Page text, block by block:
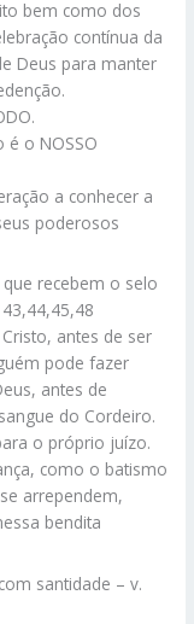
bem como dos
contínua da
Deus para manter
o NOSSO
a conhecer a
poderosos
recebem o selo
antes de ser
pode fazer
antes de
do Cordeiro.
o próprio juízo.
como o batismo
arrependem,
bendita
santidade – v.